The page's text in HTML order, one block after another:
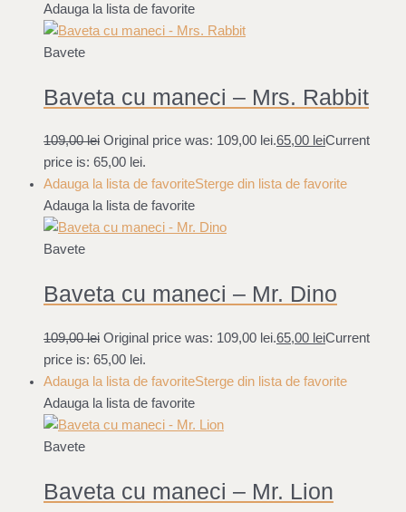
Adauga la lista de favorite
Bavete
Baveta cu maneci – Mrs. Rabbit
109,00lei Original price was: 109,00 lei.65,00 leiCurrent
price is: 65,00 lei.
Adauga la lista de favoriteSterge din lista de favorite
Adauga la lista de favorite
Bavete
Baveta cu maneci – Mr. Dino
109,00lei Original price was: 109,00 lei.65,00 leiCurrent
price is: 65,00 lei.
Adauga la lista de favoriteSterge din lista de favorite
Adauga la lista de favorite
Bavete
Baveta cu maneci – Mr. Lion